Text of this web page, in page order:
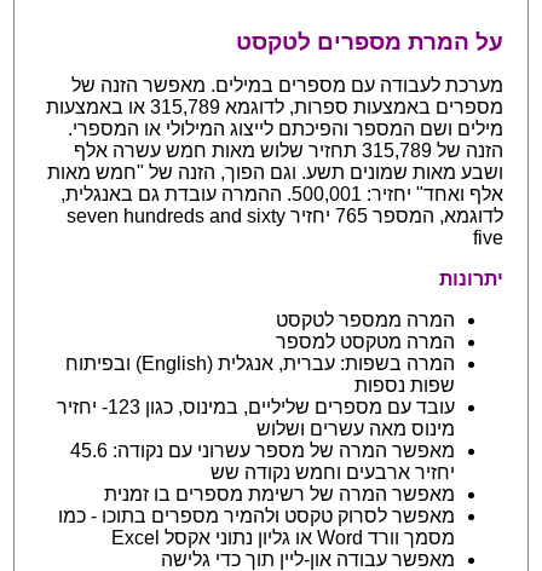
על המרת מספרים לטקסט
מערכת לעבודה עם מספרים במילים. מאפשר הזנה של
מספרים באמצעות ספרות, לדוגמא 315,789 או באמצעות
מילים ושם המספר והפיכתם לייצוג המילולי או המספרי.
הזנה של 315,789 תחזיר שלוש מאות חמש עשרה אלף
ושבע מאות שמונים תשע. וגם הפוך, הזנה של "חמש מאות
אלף ואחד" יחזיר: 500,001. ההמרה עובדת גם באנגלית,
לדוגמא, המספר 765 יחזיר seven hundreds and sixty
five
יתרונות
המרה ממספר לטקסט
המרה מטקסט למספר
המרה בשפות: עברית, אנגלית (English) ובפיתוח
שפות נספות
עובד עם מספרים שליליים, במינוס, כגון 123- יחזיר
מינוס מאה עשרים ושלוש
מאפשר המרה של מספר עשרוני עם נקודה: 45.6
יחזיר ארבעים וחמש נקודה שש
מאפשר המרה של רשימת מספרים בו זמנית
מאפשר לסרוק טקסט ולהמיר מספרים בתוכו - כמו
מסמך וורד Word או גליון נתוני אקסל Excel
מאפשר עבודה און-ליין תוך כדי גלישה